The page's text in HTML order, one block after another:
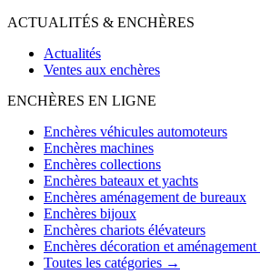
ACTUALITÉS & ENCHÈRES
Actualités
Ventes aux enchères
ENCHÈRES EN LIGNE
Enchères véhicules automoteurs
Enchères machines
Enchères collections
Enchères bateaux et yachts
Enchères aménagement de bureaux
Enchères bijoux
Enchères chariots élévateurs
Enchères décoration et
Toutes les catégories →